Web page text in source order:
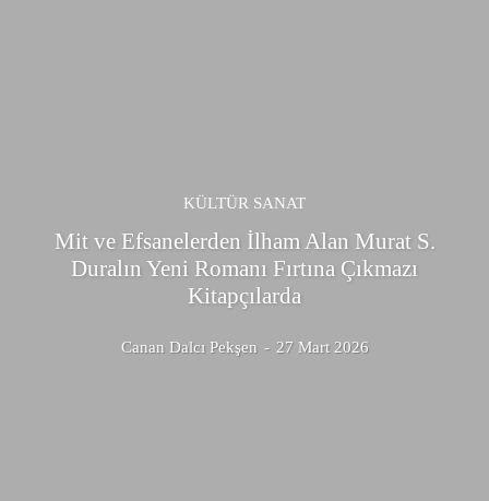
KÜLTÜR SANAT
Mit ve Efsanelerden İlham Alan Murat S.
Duralın Yeni Romanı Fırtına Çıkmazı
Kitapçılarda
Canan Dalcı Pekşen - 27 Mart 2026